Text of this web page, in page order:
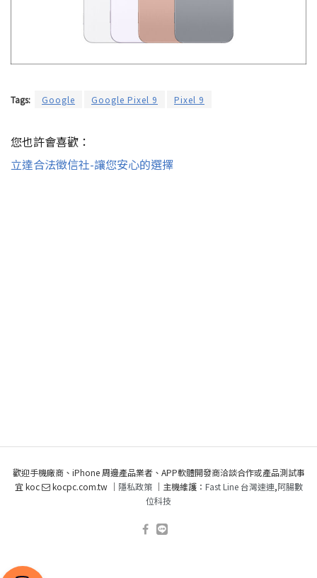
Tags: Google Google Pixel 9 Pixel 9
您也許會喜歡：
立達合法徵信社-讓您安心的選擇
歡迎手機廠商、iPhone 周邊產品業者、APP軟體開發商洽談合作或產品測試事
宜 koc
kocpc.com.tw ｜ 隱私政策｜主機維護： Fast Line 台灣速連,阿腸數
位科技